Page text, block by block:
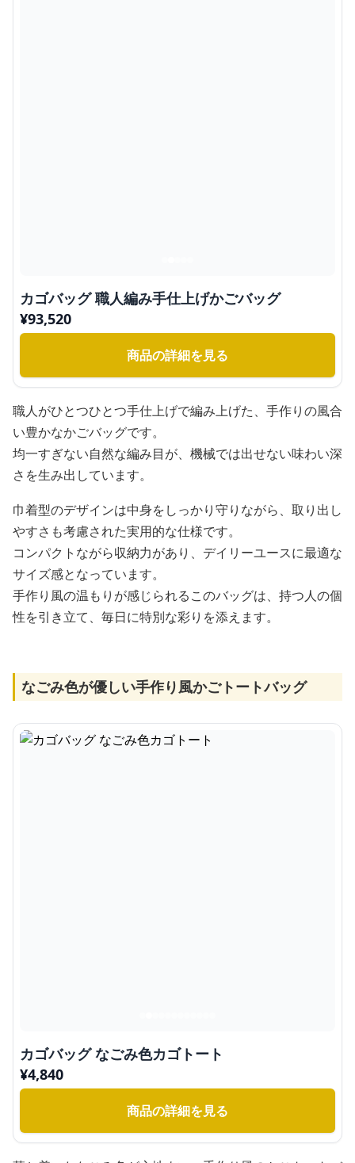
カゴバッグ 職人編み手仕上げかごバッグ
¥93,520
商品の詳細を見る
職人がひとつひとつ手仕上げで編み上げた、手作りの風合
い豊かなかごバッグです。
均一すぎない自然な編み目が、機械では出せない味わい深
さを生み出しています。
巾着型のデザインは中身をしっかり守りながら、取り出し
やすさも考慮された実用的な仕様です。
コンパクトながら収納力があり、デイリーユースに最適な
サイズ感となっています。
手作り風の温もりが感じられるこのバッグは、持つ人の個
性を引き立て、毎日に特別な彩りを添えます。
なごみ色が優しい手作り風かごトートバッグ
カゴバッグ なごみ色カゴトート
¥4,840
商品の詳細を見る